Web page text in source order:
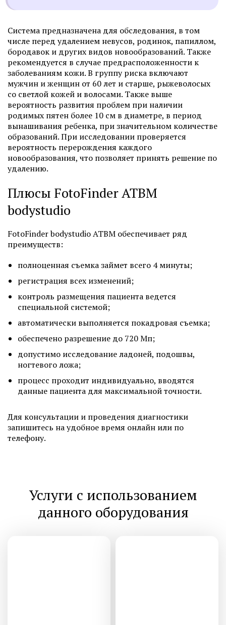
Система предназначена для обследования, в том
числе перед удалением невусов, родинок, папиллом,
бородавок и других видов новообразований. Также
рекомендуется в случае предрасположенности к
заболеваниям кожи. В группу риска включают
мужчин и женщин от 60 лет и старше, рыжеволосых
со светлой кожей и волосами. Также выше
вероятность развития проблем при наличии
родимых пятен более 10 см в диаметре, в период
вынашивания ребенка, при значительном количестве
образований. При исследовании проверяется
вероятность перерождения каждого
новообразования, что позволяет принять решение по
удалению.
Плюсы FotoFinder ATBM
bodystudio
FotoFinder bodystudio ATBM обеспечивает ряд
преимуществ:
полноценная съемка займет всего 4 минуты;
регистрация всех изменений;
контроль размещения пациента ведется
специальной системой;
автоматически выполняется покадровая съемка;
обеспечено разрешение до 720 Мп;
допустимо исследование ладоней, подошвы,
ногтевого ложа;
процесс проходит индивидуально, вводятся
данные пациента для максимальной точности.
Для консультации и проведения диагностики
запишитесь на удобное время онлайн или по
телефону.
Услуги с использованием
данного оборудования